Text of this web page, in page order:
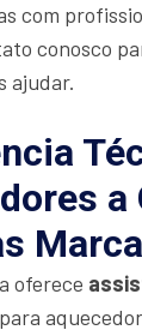
com
conosco
ajudar.
a
oferece